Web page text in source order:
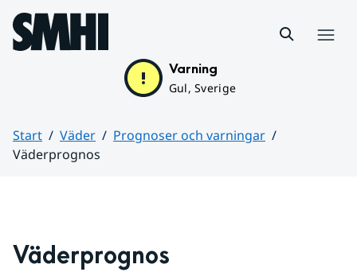
Hoppa till sidans innehåll
Varning
Gul, Sverige
Start Väder
Prognoser och varningar
Väderprognos
Väderprognos